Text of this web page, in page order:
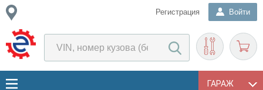
Регистрация Войти
ГАРАЖ